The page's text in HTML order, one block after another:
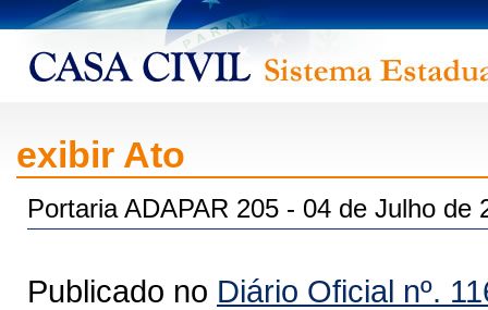
exibir Ato
Portaria ADAPAR 205 - 04 de Julho de
Publicado no Diário Oficial nº.